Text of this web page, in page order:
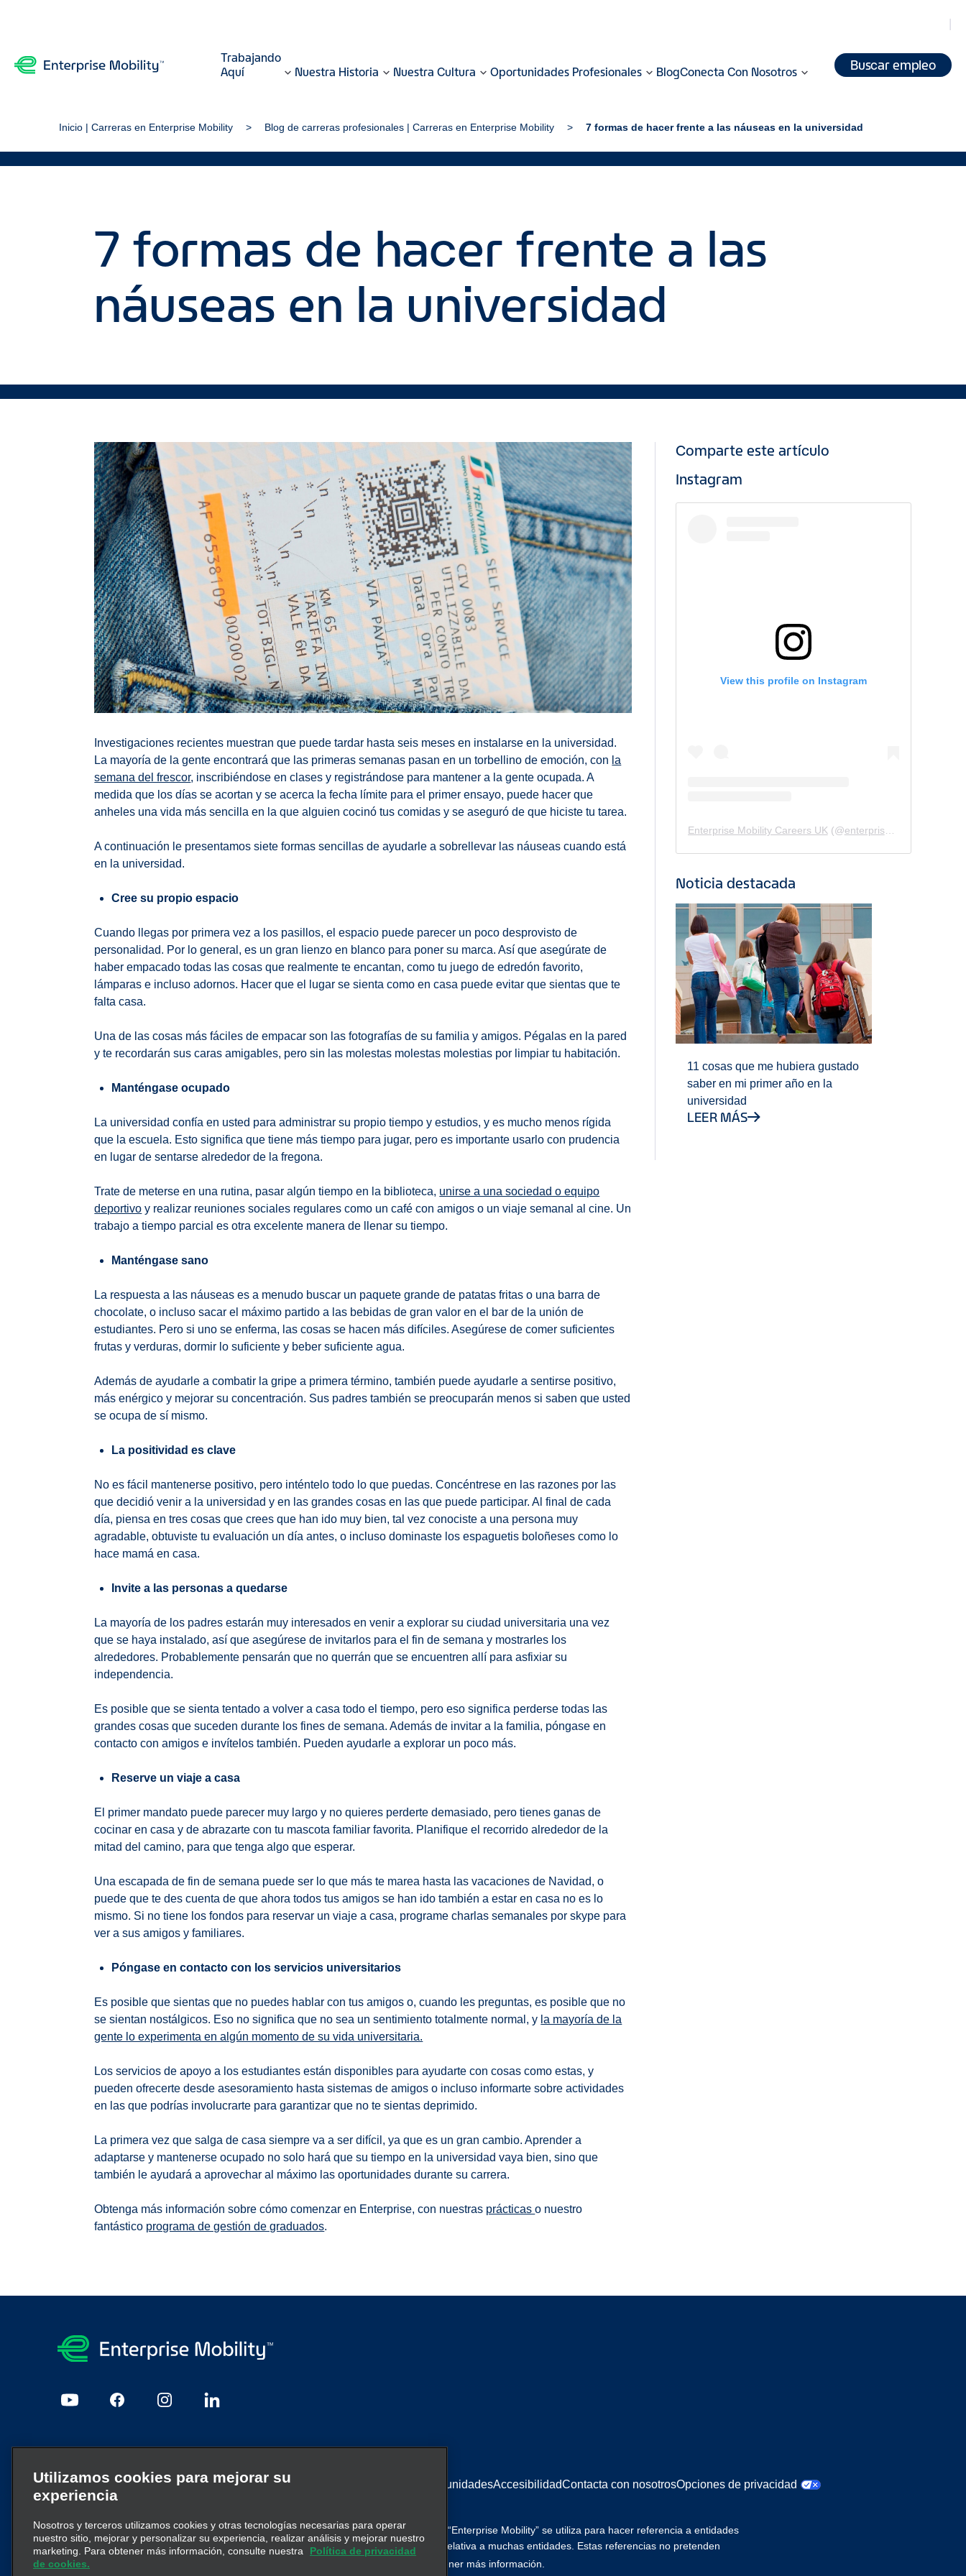
Trabajando
Aquí
Nuestra Historia Nuestra Cultura Oportunidades Profesionales BlogConecta Con Nosotros
Buscar empleo
Inicio | Carreras en Enterprise Mobility Blog de carreras profesionales | Carreras en Enterprise Mobility 7 formas de hacer frente a las náuseas en la universidad
7 formas de hacer frente a las
náuseas en la universidad
Investigaciones recientes muestran que puede tardar hasta seis meses en instalarse en la universidad.
La mayoría de la gente encontrará que las primeras semanas pasan en un torbellino de emoción, con la
semana del frescor, inscribiéndose en clases y registrándose para mantener a la gente ocupada. A
medida que los días se acortan y se acerca la fecha límite para el primer ensayo, puede hacer que
anheles una vida más sencilla en la que alguien cocinó tus comidas y se aseguró de que hiciste tu tarea.
A continuación le presentamos siete formas sencillas de ayudarle a sobrellevar las náuseas cuando está
en la universidad.
Cree su propio espacio
Cuando llegas por primera vez a los pasillos, el espacio puede parecer un poco desprovisto de
personalidad. Por lo general, es un gran lienzo en blanco para poner su marca. Así que asegúrate de
haber empacado todas las cosas que realmente te encantan, como tu juego de edredón favorito,
lámparas e incluso adornos. Hacer que el lugar se sienta como en casa puede evitar que sientas que te
falta casa.
Una de las cosas más fáciles de empacar son las fotografías de su familia y amigos. Pégalas en la pared
y te recordarán sus caras amigables, pero sin las molestas molestas molestias por limpiar tu habitación.
Manténgase ocupado
La universidad confía en usted para administrar su propio tiempo y estudios, y es mucho menos rígida
que la escuela. Esto significa que tiene más tiempo para jugar, pero es importante usarlo con prudencia
en lugar de sentarse alrededor de la fregona.
Trate de meterse en una rutina, pasar algún tiempo en la biblioteca, unirse a una sociedad o equipo
deportivo y realizar reuniones sociales regulares como un café con amigos o un viaje semanal al cine. Un
trabajo a tiempo parcial es otra excelente manera de llenar su tiempo.
Manténgase sano
La respuesta a las náuseas es a menudo buscar un paquete grande de patatas fritas o una barra de
chocolate, o incluso sacar el máximo partido a las bebidas de gran valor en el bar de la unión de
estudiantes. Pero si uno se enferma, las cosas se hacen más difíciles. Asegúrese de comer suficientes
frutas y verduras, dormir lo suficiente y beber suficiente agua.
Además de ayudarle a combatir la gripe a primera término, también puede ayudarle a sentirse positivo,
más enérgico y mejorar su concentración. Sus padres también se preocuparán menos si saben que usted
se ocupa de sí mismo.
La positividad es clave
No es fácil mantenerse positivo, pero inténtelo todo lo que puedas. Concéntrese en las razones por las
que decidió venir a la universidad y en las grandes cosas en las que puede participar. Al final de cada
día, piensa en tres cosas que crees que han ido muy bien, tal vez conociste a una persona muy
agradable, obtuviste tu evaluación un día antes, o incluso dominaste los espaguetis boloñeses como lo
hace mamá en casa.
Invite a las personas a quedarse
La mayoría de los padres estarán muy interesados en venir a explorar su ciudad universitaria una vez
que se haya instalado, así que asegúrese de invitarlos para el fin de semana y mostrarles los
alrededores. Probablemente pensarán que no querrán que se encuentren allí para asfixiar su
independencia.
Es posible que se sienta tentado a volver a casa todo el tiempo, pero eso significa perderse todas las
grandes cosas que suceden durante los fines de semana. Además de invitar a la familia, póngase en
contacto con amigos e invítelos también. Pueden ayudarle a explorar un poco más.
Reserve un viaje a casa
El primer mandato puede parecer muy largo y no quieres perderte demasiado, pero tienes ganas de
cocinar en casa y de abrazarte con tu mascota familiar favorita. Planifique el recorrido alrededor de la
mitad del camino, para que tenga algo que esperar.
Una escapada de fin de semana puede ser lo que más te marea hasta las vacaciones de Navidad, o
puede que te des cuenta de que ahora todos tus amigos se han ido también a estar en casa no es lo
mismo. Si no tiene los fondos para reservar un viaje a casa, programe charlas semanales por skype para
ver a sus amigos y familiares.
Póngase en contacto con los servicios universitarios
Es posible que sientas que no puedes hablar con tus amigos o, cuando les preguntas, es posible que no
se sientan nostálgicos. Eso no significa que no sea un sentimiento totalmente normal, y la mayoría de la
gente lo experimenta en algún momento de su vida universitaria.
Los servicios de apoyo a los estudiantes están disponibles para ayudarte con cosas como estas, y
pueden ofrecerte desde asesoramiento hasta sistemas de amigos o incluso informarte sobre actividades
en las que podrías involucrarte para garantizar que no te sientas deprimido.
La primera vez que salga de casa siempre va a ser difícil, ya que es un gran cambio. Aprender a
adaptarse y mantenerse ocupado no solo hará que su tiempo en la universidad vaya bien, sino que
también le ayudará a aprovechar al máximo las oportunidades durante su carrera.
Obtenga más información sobre cómo comenzar en Enterprise, con nuestras prácticaso nuestro
fantástico programa de gestión de graduados.
Comparte este artículo
Instagram
View this profile on Instagram
Enterprise Mobility Careers UK (@enterprisemobility.careers.uk
Noticia destacada
11 cosas que me hubiera gustado
saber en mi primer año en la
universidad
LEER MÁS
Mapa del sitioPolitica de PrivacidadPolítica de Cookies Igualdad de oportunidadesAccesibilidadContacta con nosotrosOpciones de privacidad
Enterprise Mobility es un proveedor líder en servicios de movilidad. En este sitio web, “Enterprise Mobility” se utiliza para hacer referencia a entidades
corporativas concretas y/o a la marca Enterprise Mobility, y se transmite información relativa a muchas entidades. Estas referencias no pretenden
transmitir ni suplantar la estructura corporativa existente. Haga
para obtener más información.
Utilizamos cookies para mejorar su
experiencia
Nosotros y terceros utilizamos cookies y otras tecnologías necesarias para operar
nuestro sitio, mejorar y personalizar su experiencia, realizar análisis y mejorar nuestro
marketing. Para obtener más información, consulte nuestra
Política de privacidad
de cookies.